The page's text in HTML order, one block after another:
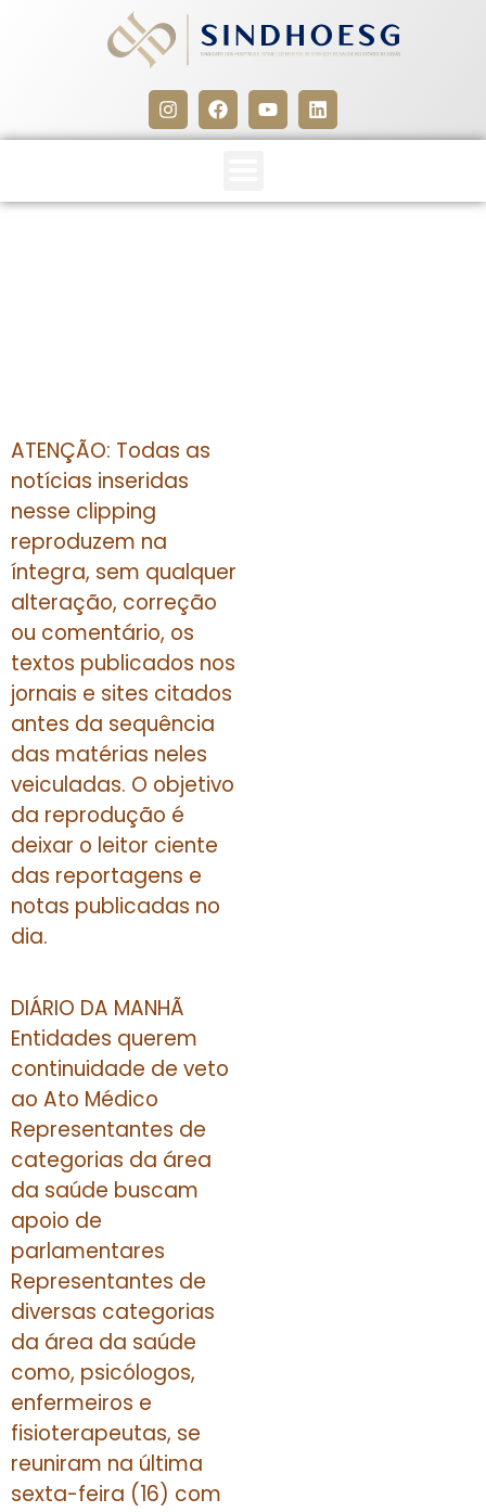
ATENÇÃO: Todas as
notícias inseridas
nesse clipping
reproduzem na
íntegra, sem qualquer
alteração, correção
ou comentário, os
textos publicados nos
jornais e sites citados
antes da sequência
das matérias neles
veiculadas. O objetivo
da reprodução é
deixar o leitor ciente
das reportagens e
notas publicadas no
dia.
DIÁRIO DA MANHÃ
Entidades querem
continuidade de veto
ao Ato Médico
Representantes de
categorias da área
da saúde buscam
apoio de
parlamentares
Representantes de
diversas categorias
da área da saúde
como, psicólogos,
enfermeiros e
fisioterapeutas, se
reuniram na última
sexta-feira (16) com